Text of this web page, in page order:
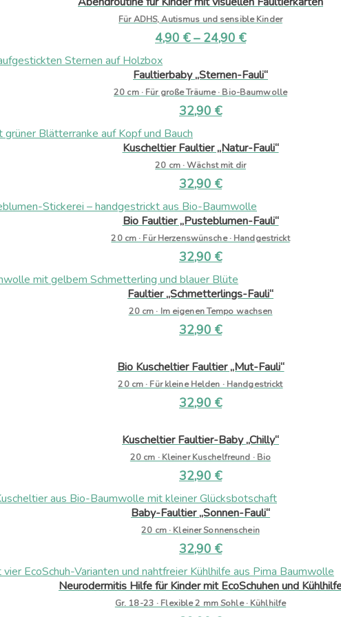
Für ADHS, Autismus und sensible Kinder
4,90 €– 24,90 €
Faultierbaby „Sternen-Fauli“
20 cm · Für große Träume · Bio-Baumwolle
32,90 €
Kuscheltier Faultier „Natur-Fauli“
20 cm · Wächst mit dir
32,90 €
Bio Faultier „Pusteblumen-Fauli“
20 cm · Für Herzenswünsche · Handgestrickt
32,90 €
Faultier „Schmetterlings-Fauli“
20 cm · Im eigenen Tempo wachsen
32,90 €
Bio Kuscheltier Faultier „Mut-Fauli“
20 cm · Für kleine Helden · Handgestrickt
32,90 €
Kuscheltier Faultier-Baby „Chilly“
20 cm · Kleiner Kuschelfreund · Bio
32,90 €
Baby-Faultier „Sonnen-Fauli“
20 cm · Kleiner Sonnenschein
32,90 €
Neurodermitis Hilfe für Kinder mit EcoSchuhen und
Gr. 18-23 · Flexible 2 mm Sohle · Kühlhilfe